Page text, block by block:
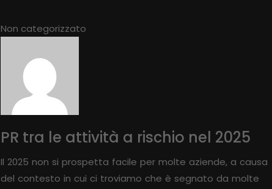
Non categorizzato
PR tra le attività a rischio nel 2025
Il 2025 non si prospetta facile per molte aziende, a causa
del contesto in cui ci troviamo che è segnato da molte